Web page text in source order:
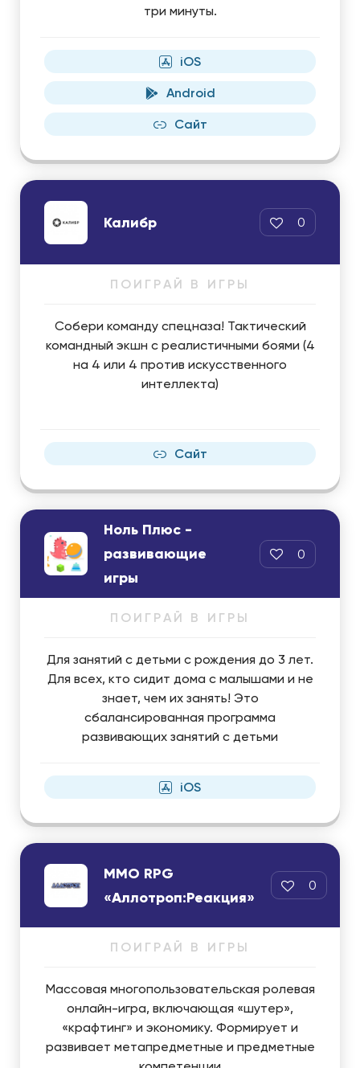
три минуты.
iOS
Android
Сайт
Калибр 0
ПОИГРАЙ В ИГРЫ
Собери команду спецназа! Тактический
командный экшн с реалистичными боями (4
на 4 или 4 против искусственного
интеллекта)
Сайт
Ноль Плюс -
развивающие
игры
0
ПОИГРАЙ В ИГРЫ
Для занятий с детьми с рождения до 3 лет.
Для всех, кто сидит дома с малышами и не
знает, чем их занять! Это
сбалансированная программа
развивающих занятий с детьми
iOS
MMO RPG
«Аллотроп:Реакция»
0
ПОИГРАЙ В ИГРЫ
Массовая многопользовательская ролевая
онлайн-игра, включающая «шутер»,
«крафтинг» и экономику. Формирует и
развивает метапредметные и предметные